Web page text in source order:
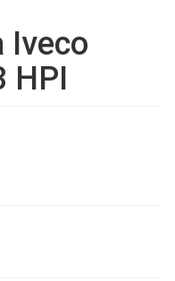
Iveco
HPI